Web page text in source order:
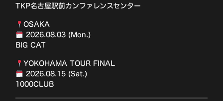
TKP名古屋駅前カンファレンスセンター
OSAKA
2026.08.03 (Mon.)
BIG CAT
YOKOHAMA TOUR FINAL
2026.08.15 (Sat.)
1000CLUB